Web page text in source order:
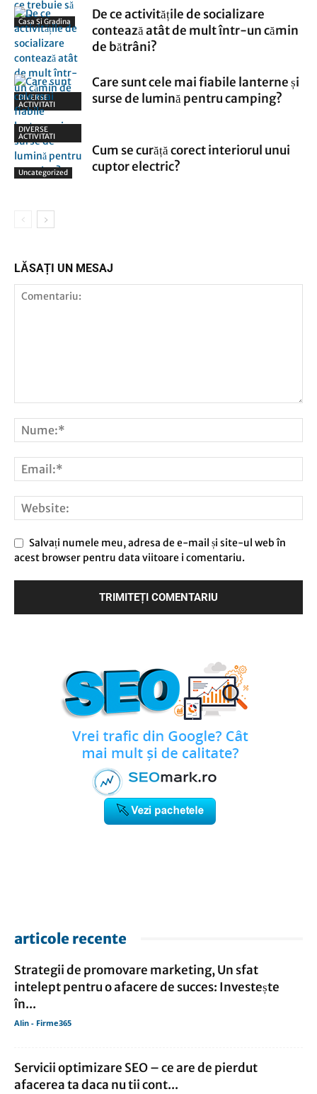
Casa Si Gradina
DIVERSE
ACTIVITATI
De ce activitățile de socializare
contează atât de mult într-un cămin
de bătrâni?
Uncategorized
Care sunt cele mai fiabile lanterne și
surse de lumină pentru camping?
DIVERSE
ACTIVITATI
Cum se curăță corect interiorul unui
cuptor electric?
LĂSAȚI UN MESAJ
Salvați numele meu, adresa de e-mail și site-ul web în
acest browser pentru data viitoare i comentariu.
articole recente
Strategii de promovare marketing, Un sfat
intelept pentru o afacere de succes: Investește
în...
Alin - Firme365
Servicii optimizare SEO – ce are de pierdut
afacerea ta daca nu tii cont...